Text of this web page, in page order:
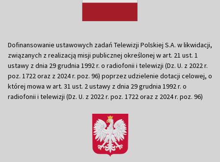
Dofinansowanie ustawowych zadań Telewizji Polskiej S.A. w likwidacji,
związanych z realizacją misji publicznej określonej w art. 21 ust. 1
ustawy z dnia 29 grudnia 1992 r. o radiofonii i telewizji (Dz. U. z 2022 r.
poz. 1722 oraz z 2024 r. poz. 96) poprzez udzielenie dotacji celowej, o
której mowa w art. 31 ust. 2 ustawy z dnia 29 grudnia 1992 r. o
radiofonii i telewizji (Dz. U. z 2022 r. poz. 1722 oraz z 2024 r. poz. 96)